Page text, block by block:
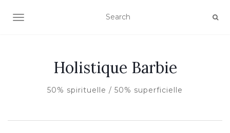
AFFICHER/MASQUER LA NAVIGATION
Holistique Barbie
50% spirituelle / 50% superficielle